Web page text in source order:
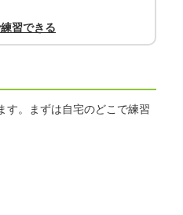
習できる
す。まずは自宅のどこで練習